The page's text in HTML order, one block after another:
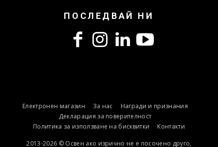
ПОСЛЕДВАЙ НИ
Електронен магазин За нас
Награди и признания
Декларация за поверителност
Политика за използване на бисквитки
Контакти
2013-2026 © Освен ако изрично не е посочено друго,